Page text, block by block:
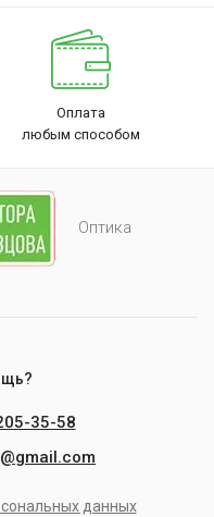
Оплата
любым способом
Оптика
35-58
данных